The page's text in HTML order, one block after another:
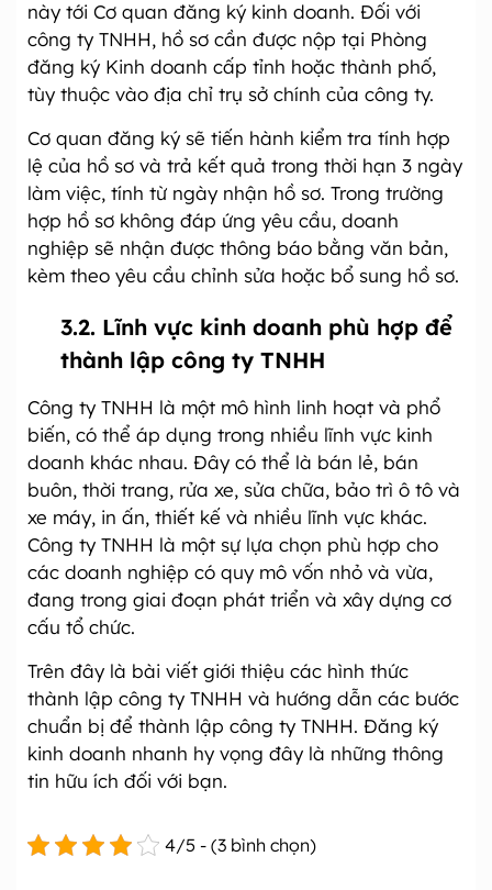
này tới Cơ quan đăng ký kinh doanh. Đối với
công ty TNHH, hồ sơ cần được nộp tại Phòng
đăng ký Kinh doanh cấp tỉnh hoặc thành phố,
tùy thuộc vào địa chỉ trụ sở chính của công ty.
Cơ quan đăng ký sẽ tiến hành kiểm tra tính hợp
lệ của hồ sơ và trả kết quả trong thời hạn 3 ngày
làm việc, tính từ ngày nhận hồ sơ. Trong trường
hợp hồ sơ không đáp ứng yêu cầu, doanh
nghiệp sẽ nhận được thông báo bằng văn bản,
kèm theo yêu cầu chỉnh sửa hoặc bổ sung hồ sơ.
3.2. Lĩnh vực kinh doanh phù hợp để
thành lập công ty TNHH
Công ty TNHH là một mô hình linh hoạt và phổ
biến, có thể áp dụng trong nhiều lĩnh vực kinh
doanh khác nhau. Đây có thể là bán lẻ, bán
buôn, thời trang, rửa xe, sửa chữa, bảo trì ô tô và
xe máy, in ấn, thiết kế và nhiều lĩnh vực khác.
Công ty TNHH là một sự lựa chọn phù hợp cho
các doanh nghiệp có quy mô vốn nhỏ và vừa,
đang trong giai đoạn phát triển và xây dựng cơ
cấu tổ chức.
Trên đây là bài viết giới thiệu các hình thức
thành lập công ty TNHH và hướng dẫn các bước
chuẩn bị để thành lập công ty TNHH. Đăng ký
kinh doanh nhanh hy vọng đây là những thông
tin hữu ích đối với bạn.
4/5 - (3 bình chọn)